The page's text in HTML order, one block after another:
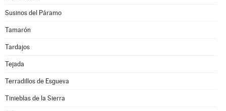
Susinos del Páramo
Tamarón
Tardajos
Tejada
Terradillos de Esgueva
Tinieblas de la Sierra